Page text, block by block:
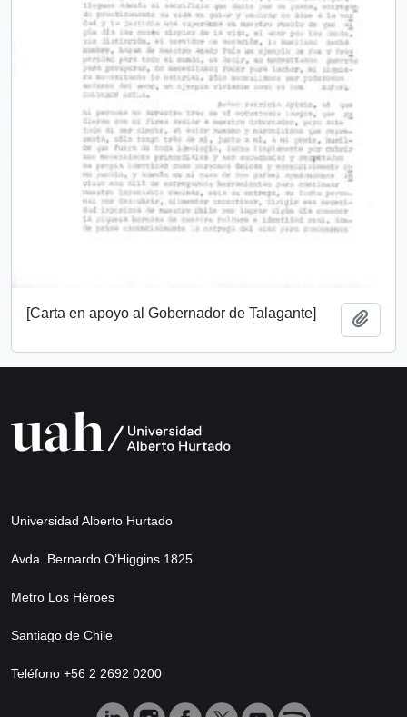
[Carta en apoyo al Gobernador de Talagante]
Universidad Alberto Hurtado
Avda. Bernardo O’Higgins 1825
Metro Los Héroes
Santiago de Chile
Teléfono +56 2 2692 0200